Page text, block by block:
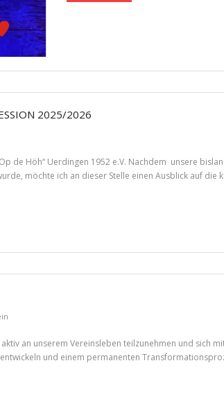
2025/2026
de Höh“ Uerdingen 1952 e.V. Nachdem unsere
möchte ich an dieser Stelle einen Ausblick auf
an unserem Vereinsleben teilzunehmen und sich
und einem permanenten